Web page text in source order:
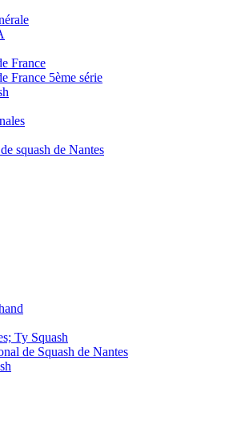
France
France 5ème série
squash de Nantes
Ty Squash
de Squash de Nantes